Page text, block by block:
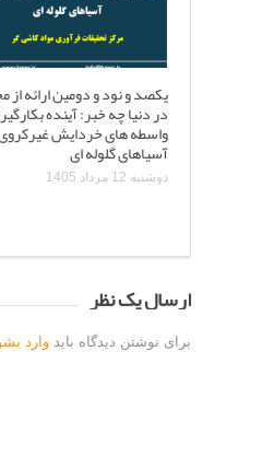
یکصد و نود و دومین ارائه از
در دنیا چه خبر: آینده
واسطه های خردایش
آسیاهای گلوله ای
دوشنبه 12 مرداد 1405
ارسال یک نظر
برای نوشتن دیدگاه بایدوارد